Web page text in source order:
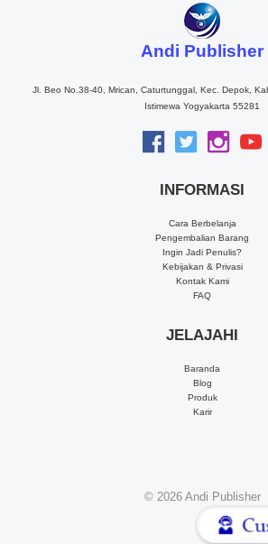
Andi Publisher
Jl. Beo No.38-40, Mrican, Caturtunggal, Kec. Depok,
Istimewa Yogyakarta 55281
INFORMASI
Cara Berbelanja
Pengembalian Barang
Ingin Jadi Penulis?
Kebijakan & Privasi
Kontak Kami
FAQ
JELAJAHI
Baranda
Blog
Produk
Karir
© 2026 Andi Publisher